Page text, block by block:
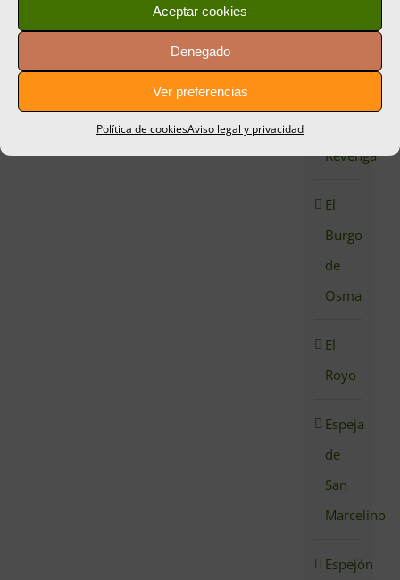
Aceptar cookies
Denegado
Ver preferencias
Política de cookiesAviso legal y privacidad
Revenga
El
Burgo
de
Osma
El
Royo
Espeja
de
San
Marcelino
Espejón